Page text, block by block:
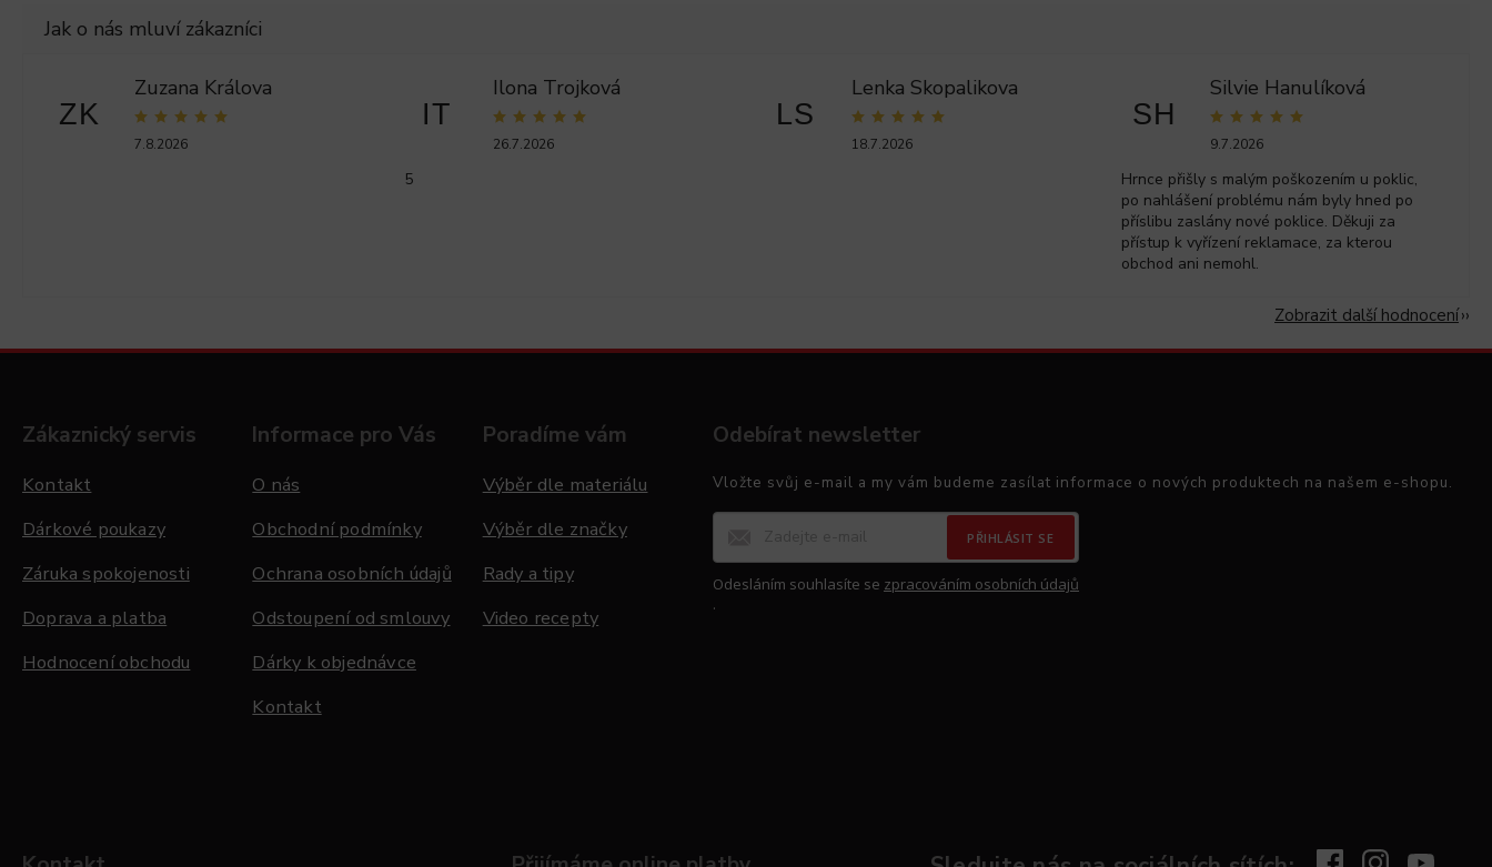
ZK
Zuzana Králova
7.8.2026
IT
Ilona Trojková
26.7.2026
5
LS
Lenka Skopalikova
18.7.2026
SH
Silvie Hanulíková
9.7.2026
Hrnce přišly s malým poškozením u poklic,
po nahlášení problému nám byly hned po
příslibu zaslány nové poklice. Děkuji za
přístup k vyřízení reklamace, za kterou
obchod ani nemohl.
Zobrazit další hodnocení
Zákaznický servis
Kontakt
Dárkové poukazy
Záruka spokojenosti
Doprava a platba
Hodnocení obchodu
Informace pro Vás
O nás
Obchodní podmínky
Ochrana osobních údajů
Odstoupení od smlouvy
Dárky k objednávce
Kontakt
Poradíme vám
Výběr dle materiálu
Výběr dle značky
Rady a tipy
Video recepty
Odebírat newsletter
Vložte svůj e-mail a my vám budeme zasílat informace o nových produktech na našem e-shopu.
PŘIHLÁSIT SE
Odesláním souhlasíte se zpracováním osobních údajů
.